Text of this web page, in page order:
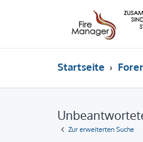
Startseite
Zur erweiterten Suche